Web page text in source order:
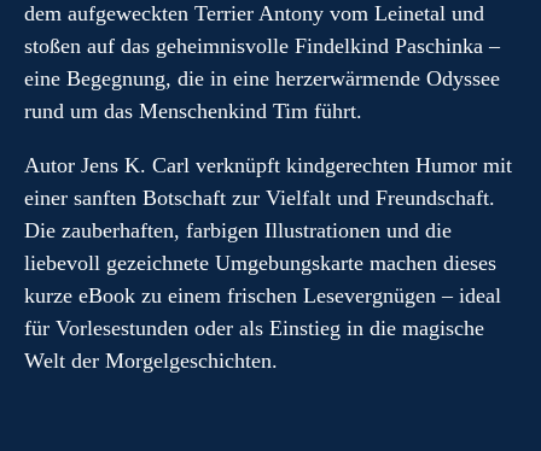
dem aufgeweckten Terrier Antony vom Leinetal und
stoßen auf das geheimnisvolle Findelkind Paschinka –
eine Begegnung, die in eine herzerwärmende Odyssee
rund um das Menschenkind Tim führt.
Autor Jens K. Carl verknüpft kindgerechten Humor mit
einer sanften Botschaft zur Vielfalt und Freundschaft.
Die zauberhaften, farbigen Illustrationen und die
liebevoll gezeichnete Umgebungskarte machen dieses
kurze eBook zu einem frischen Lesevergnügen – ideal
für Vorlesestunden oder als Einstieg in die magische
Welt der Morgelgeschichten.